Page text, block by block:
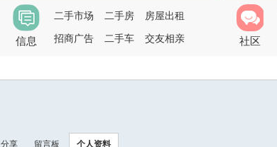
信息
二手市场 二手房
房屋出租
招商广告
二手车 交友相亲 社区
分享 留言板 个人资料